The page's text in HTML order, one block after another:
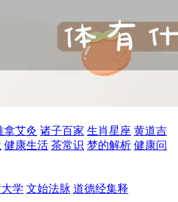
拿艾灸 诸子百家 生肖星座 黄道吉
健康生活 茶常识 梦的解析 健康问
学 文始法脉 道德经集释